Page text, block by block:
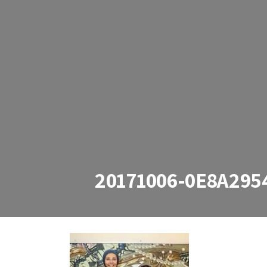
20171006-
20171006-0E8A2954